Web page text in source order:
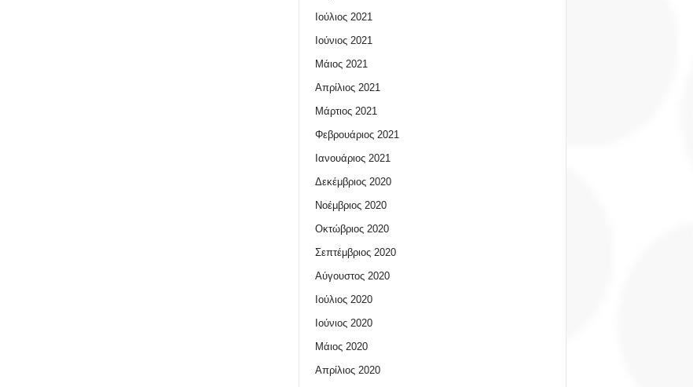
Ιούλιος 2021
Ιούνιος 2021
Μάιος 2021
Απρίλιος 2021
Μάρτιος 2021
Φεβρουάριος 2021
Ιανουάριος 2021
Δεκέμβριος 2020
Νοέμβριος 2020
Οκτώβριος 2020
Σεπτέμβριος 2020
Αύγουστος 2020
Ιούλιος 2020
Ιούνιος 2020
Μάιος 2020
Απρίλιος 2020